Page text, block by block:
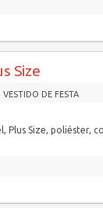
Size
VESTIDO DE FESTA
Plus Size, poliéster,